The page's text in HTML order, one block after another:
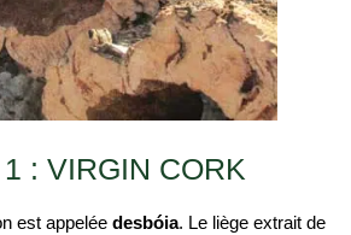
: VIRGIN CORK
est appelée desbóia. Le liège extrait de